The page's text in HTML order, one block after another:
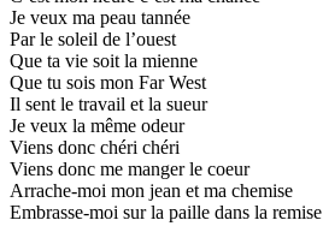
Je veux ma peau tannée
Par le soleil de l’ouest
Que ta vie soit la mienne
Que tu sois mon Far West
Il sent le travail et la sueur
Je veux la même odeur
Viens donc chéri chéri
Viens donc me manger le coeur
Arrache-moi mon jean et ma chemise
Embrasse-moi sur la paille dans la remise